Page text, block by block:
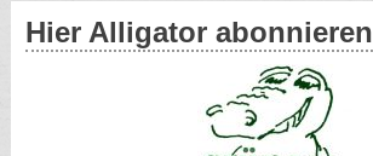
Hier Alligator abonnieren